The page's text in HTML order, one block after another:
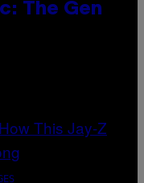
The Gen